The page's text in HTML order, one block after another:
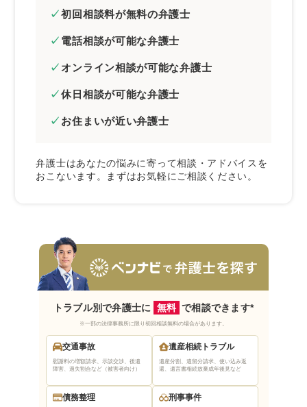
初回相談料が無料の弁護士
電話相談が可能な弁護士
オンライン相談が可能な弁護士
休日相談が可能な弁護士
お住まいが近い弁護士
弁護士はあなたの悩みに寄って相談・アドバイスを
おこないます。まずはお気軽にご相談ください。
トラブル別で弁護士に 無料 で相談できます*
※一部の法律事務所に限り初回相談無料の場合があります。
交通事故
慰謝料の増額請求、示談交渉、後遺
障害、過失割合など（被害者向け）
遺産相続トラブル
遺産分割、遺留分請求、使い込み返
還、遺言書相続放棄成年後見など
債務整理 刑事事件